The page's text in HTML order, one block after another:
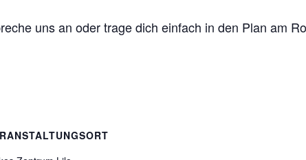
uns an oder trage dich einfach in den Plan am